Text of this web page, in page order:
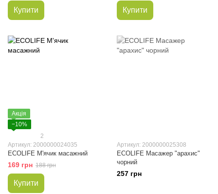
Купити Купити
Акція
−10%
2
Артикул: 2000000024035
ECOLIFE М'ячик масажний
169 грн 188 грн
Купити
Артикул: 2000000025308
ECOLIFE Масажер "арахис"
чорний
257 грн